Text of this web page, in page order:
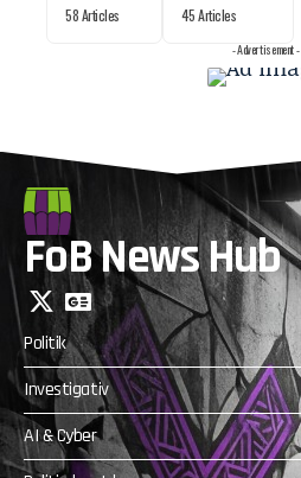
58 Articles 45 Articles
- Advertisement -
FoB News Hub
Politik
Investigativ
AI & Cyber